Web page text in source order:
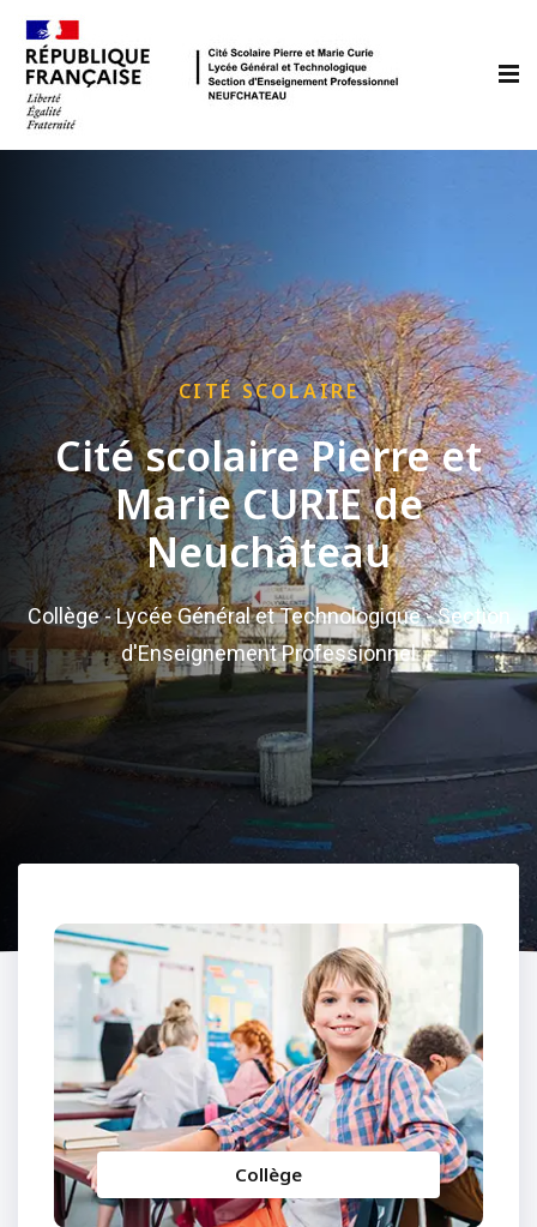
CITÉ SCOLAIRE
Cité scolaire Pierre et
Marie CURIE de
Neuchâteau
Collège - Lycée Général et Technologique - Section
d'Enseignement Professionnel
Collège